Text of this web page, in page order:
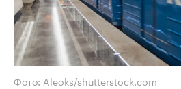
Фото: Aleoks/shutterstock.com